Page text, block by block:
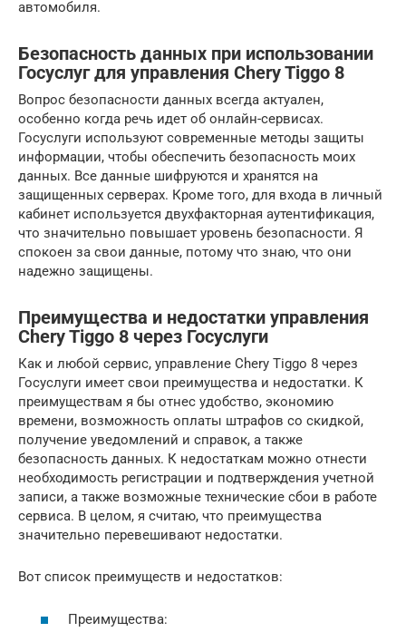
автомобиля.
Безопасность данных при использовании
Госуслуг для управления Chery Tiggo 8
Вопрос безопасности данных всегда актуален,
особенно когда речь идет об онлайн-сервисах.
Госуслуги используют современные методы защиты
информации, чтобы обеспечить безопасность моих
данных. Все данные шифруются и хранятся на
защищенных серверах. Кроме того, для входа в личный
кабинет используется двухфакторная аутентификация,
что значительно повышает уровень безопасности. Я
спокоен за свои данные, потому что знаю, что они
надежно защищены.
Преимущества и недостатки управления
Chery Tiggo 8 через Госуслуги
Как и любой сервис, управление Chery Tiggo 8 через
Госуслуги имеет свои преимущества и недостатки. К
преимуществам я бы отнес удобство, экономию
времени, возможность оплаты штрафов со скидкой,
получение уведомлений и справок, а также
безопасность данных. К недостаткам можно отнести
необходимость регистрации и подтверждения учетной
записи, а также возможные технические сбои в работе
сервиса. В целом, я считаю, что преимущества
значительно перевешивают недостатки.
Вот список преимуществ и недостатков:
Преимущества: